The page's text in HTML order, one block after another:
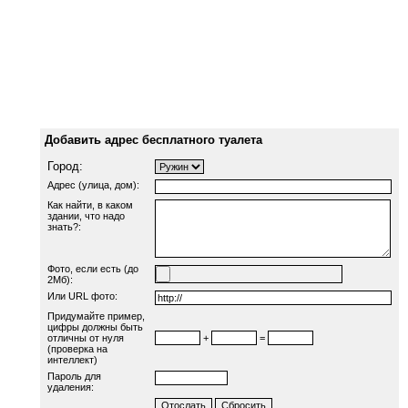
Добавить адрес бесплатного туалета
Город:
Адрес (улица, дом):
Как найти, в каком
здании, что надо
знать?:
Фото, если есть (до
2Мб):
Или URL фото:
Придумайте пример,
цифры должны быть
отличны от нуля
(проверка на
интеллект)
+ =
Пароль для
удаления: